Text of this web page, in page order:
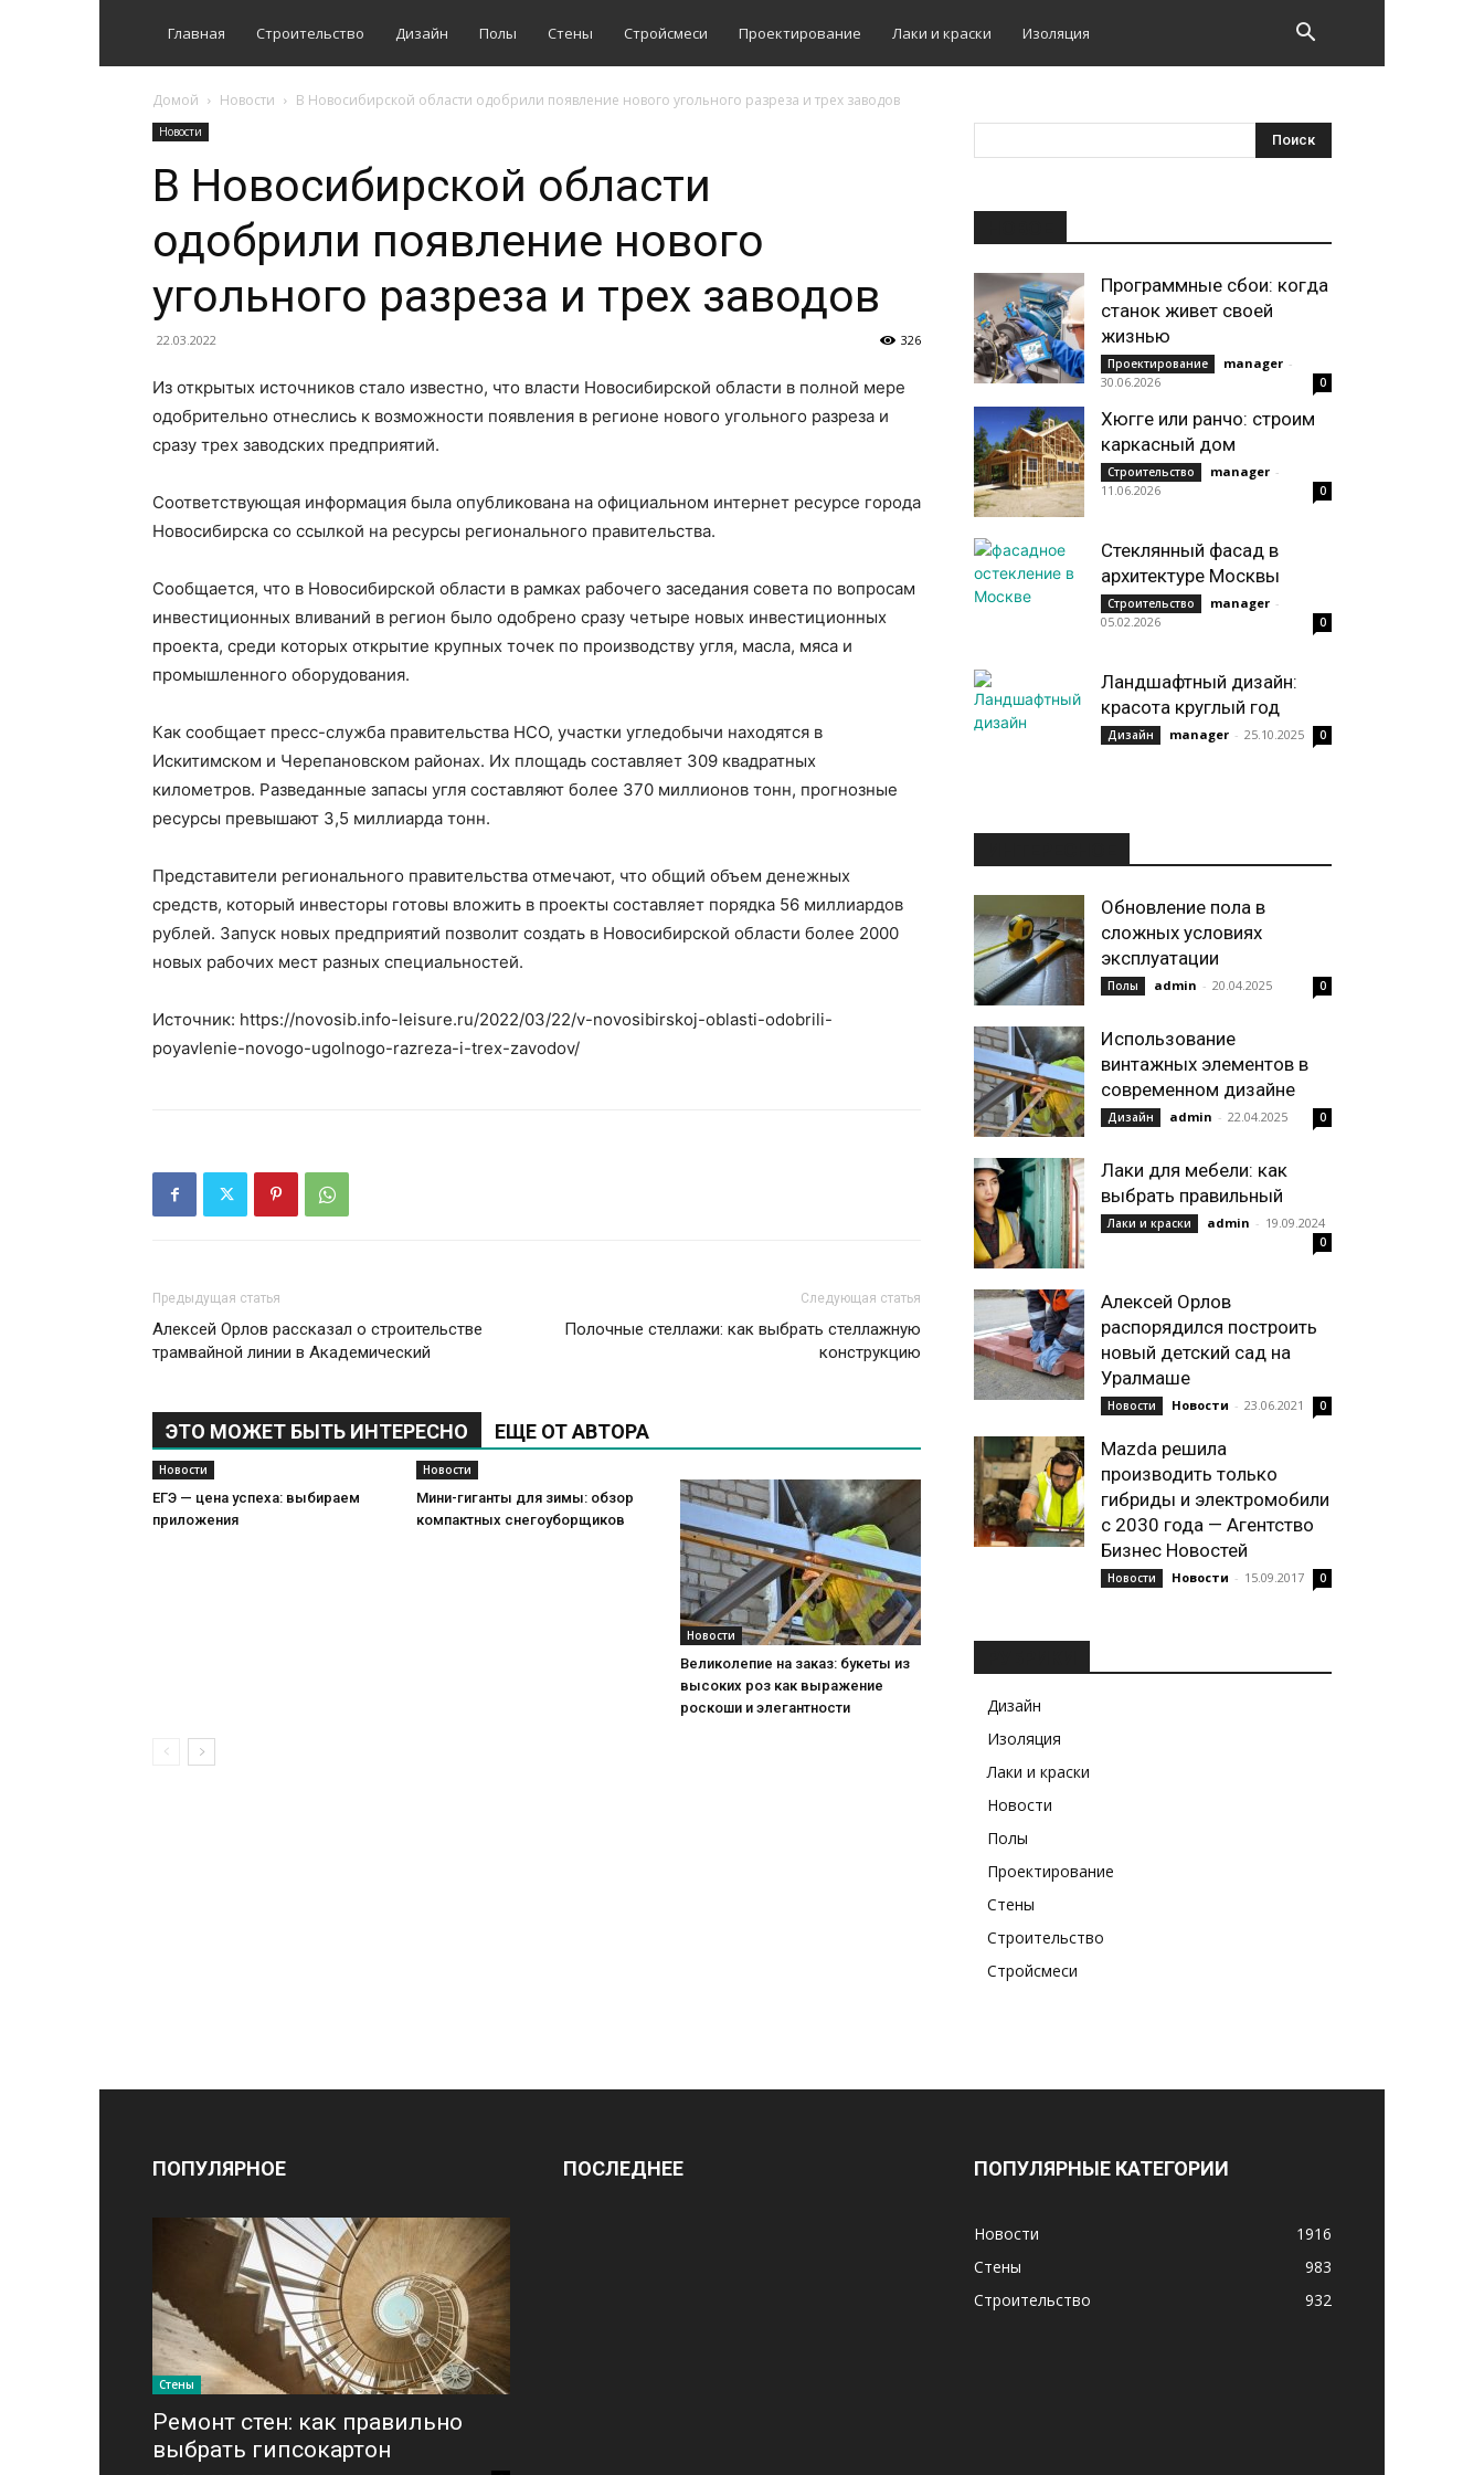
Главная Строительство Дизайн Полы Стены Стройсмеси Проектирование Лаки и краски Изоляция
Домой Новости В Новосибирской области одобрили появление нового угольного разреза и трех заводов
Новости
В Новосибирской области
одобрили появление нового
угольного разреза и трех заводов
22.03.2022 326
Из открытых источников стало известно, что власти Новосибирской области в полной мере
одобрительно отнеслись к возможности появления в регионе нового угольного разреза и
сразу трех заводских предприятий.
Соответствующая информация была опубликована на официальном интернет ресурсе города
Новосибирска со ссылкой на ресурсы регионального правительства.
Сообщается, что в Новосибирской области в рамках рабочего заседания совета по вопросам
инвестиционных вливаний в регион было одобрено сразу четыре новых инвестиционных
проекта, среди которых открытие крупных точек по производству угля, масла, мяса и
промышленного оборудования.
Как сообщает пресс-служба правительства НСО, участки угледобычи находятся в
Искитимском и Черепановском районах. Их площадь составляет 309 квадратных
километров. Разведанные запасы угля составляют более 370 миллионов тонн, прогнозные
ресурсы превышают 3,5 миллиарда тонн.
Представители регионального правительства отмечают, что общий объем денежных
средств, который инвесторы готовы вложить в проекты составляет порядка 56 миллиардов
рублей. Запуск новых предприятий позволит создать в Новосибирской области более 2000
новых рабочих мест разных специальностей.
Источник: https://novosib.info-leisure.ru/2022/03/22/v-novosibirskoj-oblasti-odobrili-
poyavlenie-novogo-ugolnogo-razreza-i-trex-zavodov/
Предыдущая статья
Алексей Орлов рассказал о строительстве
трамвайной линии в Академический
Следующая статья
Полочные стеллажи: как выбрать стеллажную
конструкцию
ЭТО МОЖЕТ БЫТЬ ИНТЕРЕСНО ЕЩЕ ОТ АВТОРА
Новости
ЕГЭ — цена успеха: выбираем
приложения
Новости
Мини-гиганты для зимы: обзор
компактных снегоуборщиков
Новости
Великолепие на заказ: букеты из
высоких роз как выражение
роскоши и элегантности
Программные сбои: когда
станок живет своей
жизнью
Проектирование manager -
30.06.2026
0
Хюгге или ранчо: строим
каркасный дом
Строительство manager -
11.06.2026
0
Стеклянный фасад в
архитектуре Москвы
Строительство manager -
05.02.2026
0
Ландшафтный дизайн:
красота круглый год
Дизайн manager - 25.10.2025 0
Обновление пола в
сложных условиях
эксплуатации
Полы admin - 20.04.2025 0
Использование
винтажных элементов в
современном дизайне
Дизайн admin - 22.04.2025 0
Лаки для мебели: как
выбрать правильный
Лаки и краски admin - 19.09.2024
0
Алексей Орлов
распорядился построить
новый детский сад на
Уралмаше
Новости Новости - 23.06.2021 0
Mazda решила
производить только
гибриды и электромобили
с 2030 года — Агентство
Бизнес Новостей
Новости Новости - 15.09.2017 0
Дизайн
Изоляция
Лаки и краски
Новости
Полы
Проектирование
Стены
Строительство
Стройсмеси
ПОПУЛЯРНОЕ
Стены
Ремонт стен: как правильно
выбрать гипсокартон
ПОСЛЕДНЕЕ ПОПУЛЯРНЫЕ КАТЕГОРИИ
Новости
1916
Стены
983
Строительство
932